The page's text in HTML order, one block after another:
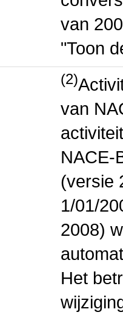
van
"Toon
(2)
van
NACE-
(versie
1/01/
2008)
Het